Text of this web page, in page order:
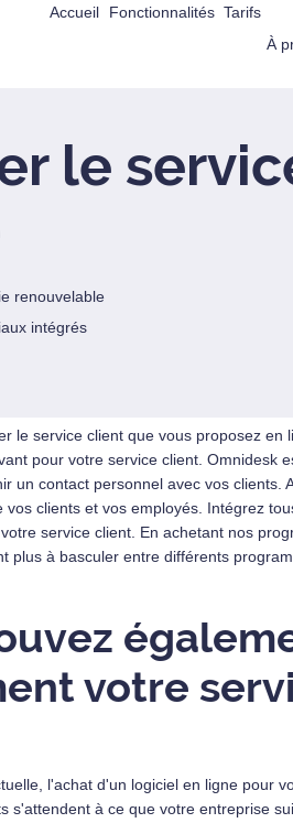
Accueil Fonctionnalités Tarifs
À
le
renouvelable
intégrés
le service client que vous proposez en
pour votre service client. Omnidesk
un contact personnel avec vos clients.
vos clients et vos employés. Intégrez
service client. En achetant nos
plus à basculer entre différents
votre
l'achat d'un logiciel en ligne pour
s'attendent à ce que votre entreprise